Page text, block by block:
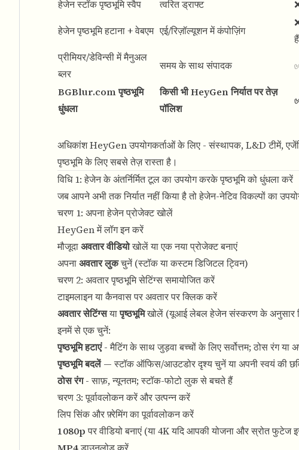
हेजेन स्टॉक पृष्ठभूमि स्वैप
त्वरित ड्राफ्ट
हेजेन पृष्ठभूमि हटाना + वेबएम एई/रिज़ॉल्यूशन में कंपोज़िंग
प्रीमियर/डेविन्सी में मैनुअल
ब्लर
समय के साथ संपादक
BGBlur.com पृष्ठभूमि
धुंधला
किसी भी HeyGen निर्यात पर तेज़
पॉलिश
अधिकांश HeyGen उपयोगकर्ताओं के लिए - संस्थापक, L&D टीमें,
पृष्ठभूमि के लिए सबसे तेज़ रास्ता है।
विधि 1: हेजेन के अंतर्निर्मित टूल का उपयोग करके पृष्ठभूमि को धुंधला करें
जब आपने अभी तक निर्यात नहीं किया है तो हेजेन-नेटिव विकल्पों का
चरण 1: अपना हेजेन प्रोजेक्ट खोलें
HeyGenमें लॉग इन करें
मौजूदाअवतार वीडियोखोलें या एक नया प्रोजेक्ट बनाएं
अपनाअवतार लुकचुनें (स्टॉक या कस्टम डिजिटल ट्विन)
चरण 2: अवतार पृष्ठभूमि सेटिंग्स समायोजित करें
टाइमलाइन या कैनवास पर अवतार पर क्लिक करें
अवतार सेटिंग्सयापृष्ठभूमिखोलें (यूआई लेबल हेजेन संस्करण के अनुसार
इनमें से एक चुनें:
पृष्ठभूमि हटाएं- मैटिंग के साथ जुड़वा बच्चों के लिए सर्वोत्तम; ठोस रंग या
पृष्ठभूमि बदलें— स्टॉक ऑफिस/आउटडोर दृश्य चुनें या अपनी स्वयं की
ठोस रंग- साफ़, न्यूनतम; स्टॉक-फोटो लुक से बचते हैं
चरण 3: पूर्वावलोकन करें और उत्पन्न करें
लिप सिंक और फ़्रेमिंग का पूर्वावलोकन करें
1080pपर वीडियो बनाएं (या 4K यदि आपकी योजना और स्रोत फुटेज